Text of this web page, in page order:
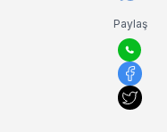
Paylaş